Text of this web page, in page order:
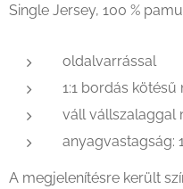
Single Jersey, 100 %
oldalvarrással
1:1 bordás kötésű
váll vállszalaggal
anyagvastagság:
A megjelenítésre került